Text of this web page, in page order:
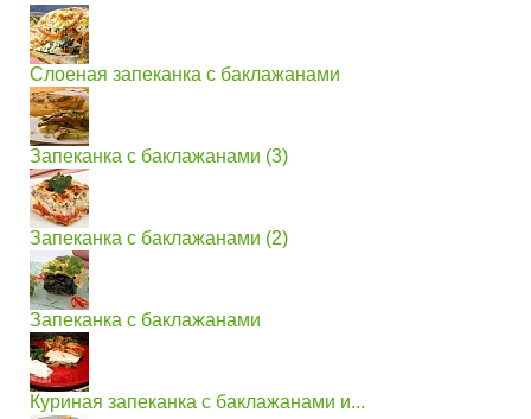
Слоеная запеканка с баклажанами
Запеканка с баклажанами (3)
Запеканка с баклажанами (2)
Запеканка с баклажанами
Куриная запеканка с баклажанами и...